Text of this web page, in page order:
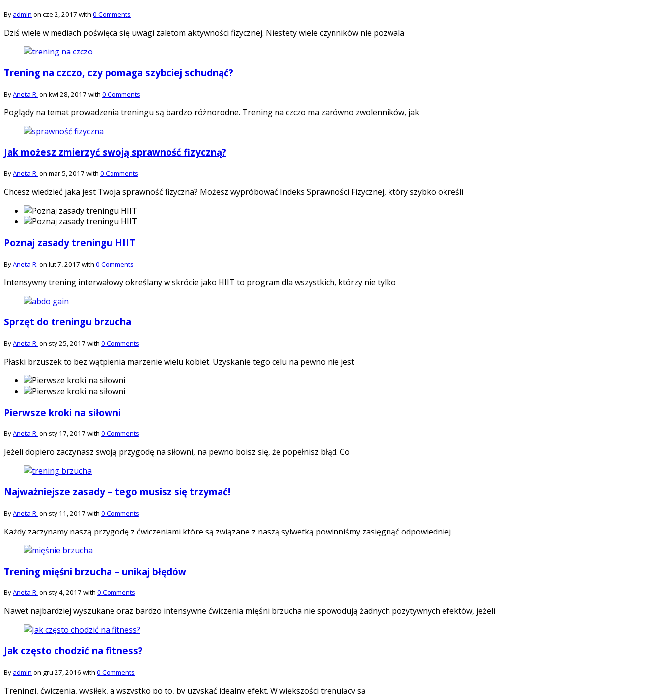
By admin on cze 2, 2017 with 0 Comments
Dziś wiele w mediach poświęca się uwagi zaletom aktywności fizycznej. Niestety wiele czynników nie pozwala
Trening na czczo, czy pomaga szybciej schudnąć?
ByAneta R. on kwi 28, 2017 with 0 Comments
Poglądy na temat prowadzenia treningu są bardzo różnorodne. Trening na czczo ma zarówno zwolenników, jak
Jak możesz zmierzyć swoją sprawność fizyczną?
ByAneta R. on mar 5, 2017 with 0 Comments
Chcesz wiedzieć jaka jest Twoja sprawność fizyczna? Możesz wypróbować Indeks Sprawności Fizycznej, który szybko określi
Poznaj zasady treningu HIIT
ByAneta R. on lut 7, 2017 with 0 Comments
Intensywny trening interwałowy określany w skrócie jako HIIT to program dla wszystkich, którzy nie tylko
Sprzęt do treningu brzucha
ByAneta R. on sty 25, 2017 with 0 Comments
Płaski brzuszek to bez wątpienia marzenie wielu kobiet. Uzyskanie tego celu na pewno nie jest
Pierwsze kroki na siłowni
ByAneta R. on sty 17, 2017 with 0 Comments
Jeżeli dopiero zaczynasz swoją przygodę na siłowni, na pewno boisz się, że popełnisz błąd. Co
Najważniejsze zasady – tego musisz się trzymać!
ByAneta R. on sty 11, 2017 with 0 Comments
Każdy zaczynamy naszą przygodę z ćwiczeniami które są związane z naszą sylwetką powinniśmy zasięgnąć odpowiedniej
Trening mięśni brzucha – unikaj błędów
ByAneta R. on sty 4, 2017 with 0 Comments
Nawet najbardziej wyszukane oraz bardzo intensywne ćwiczenia mięśni brzucha nie spowodują żadnych pozytywnych efektów, jeżeli
Jak często chodzić na fitness?
By admin on gru 27, 2016 with 0 Comments
Treningi, ćwiczenia, wysiłek, a wszystko po to, by uzyskać idealny efekt. W większości trenujący są